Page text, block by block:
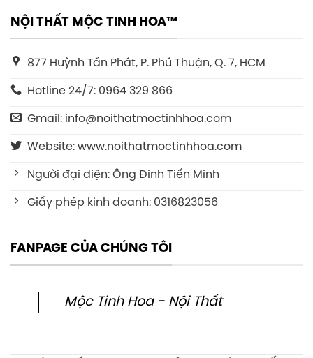
NỘI THẤT MỘC TINH HOA™
877 Huỳnh Tấn Phát, P. Phú Thuận, Q. 7, HCM
Hotline 24/7: 0964 329 866
Gmail: info@noithatmoctinhhoa.com
Website: www.noithatmoctinhhoa.com
Người đại diện: Ông Đinh Tiến Minh
Giấy phép kinh doanh: 0316823056
FANPAGE CỦA CHÚNG TÔI
Mộc Tinh Hoa - Nội Thất